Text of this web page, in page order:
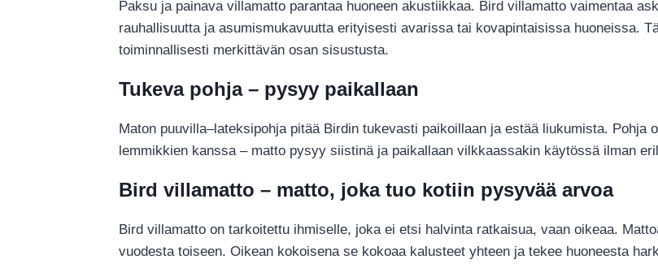
Paksu ja painava villamatto parantaa huoneen akustiikkaa. Bird villamatto vaimentaa
rauhallisuutta ja asumismukavuutta erityisesti avarissa tai kovapintaisissa huoneissa.
toiminnallisesti merkittävän osan sisustusta.
Tukeva pohja – pysyy paikallaan
Maton puuvilla–lateksipohja pitää Birdin tukevasti paikoillaan ja estää liukumista. Pohja
lemmikkien kanssa – matto pysyy siistinä ja paikallaan vilkkaassakin käytössä ilman
Bird villamatto – matto, joka tuo kotiin pysyvää arvoa
Bird villamatto on tarkoitettu ihmiselle, joka ei etsi halvinta ratkaisua, vaan oikeaa.
vuodesta toiseen. Oikean kokoisena se kokoaa kalusteet yhteen ja tekee huoneesta